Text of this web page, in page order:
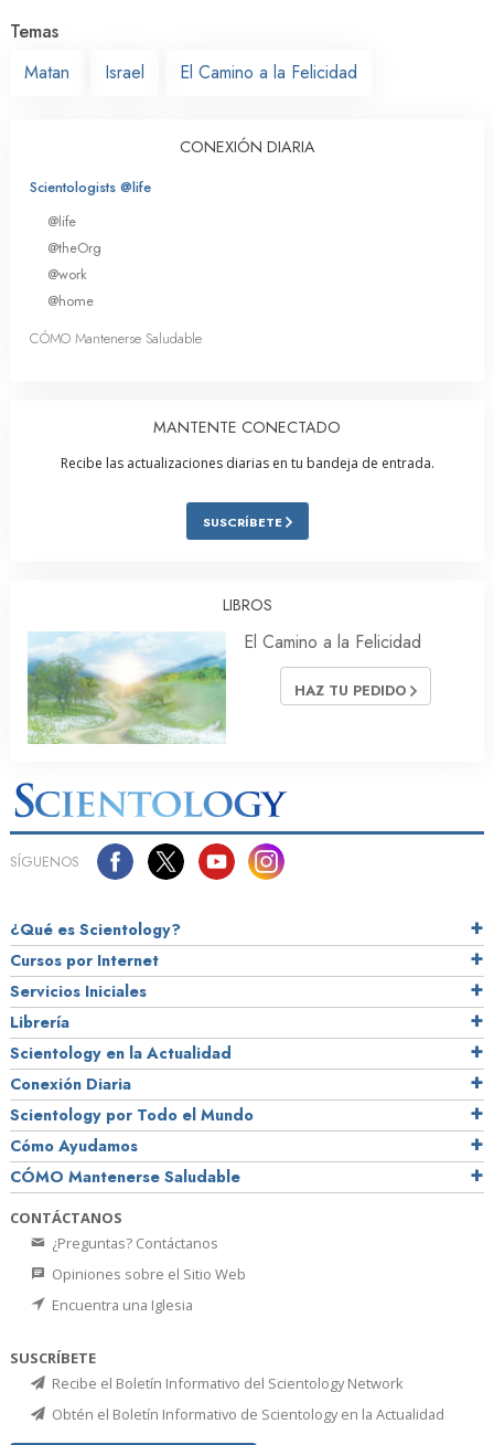
Temas
Matan
Israel El Camino a la Felicidad
CONEXIÓN DIARIA
Scientologists @life
@life
@theOrg
@work
@home
CÓMO Mantenerse Saludable
MANTENTE CONECTADO
Recibe las actualizaciones diarias en tu bandeja de entrada.
SUSCRÍBETE
LIBROS
El Camino a la Felicidad
HAZ TU PEDIDO
SÍGUENOS
¿Qué es Scientology?
Cursos por Internet
Servicios Iniciales
Librería
Scientology en la Actualidad
Conexión Diaria
Scientology por Todo el Mundo
Cómo Ayudamos
CÓMO Mantenerse Saludable
CONTÁCTANOS
¿Preguntas? Contáctanos
Opiniones sobre el Sitio Web
Encuentra una Iglesia
SUSCRÍBETE
Recibe el Boletín Informativo del Scientology Network
Obtén el Boletín Informativo de Scientology en la Actualidad